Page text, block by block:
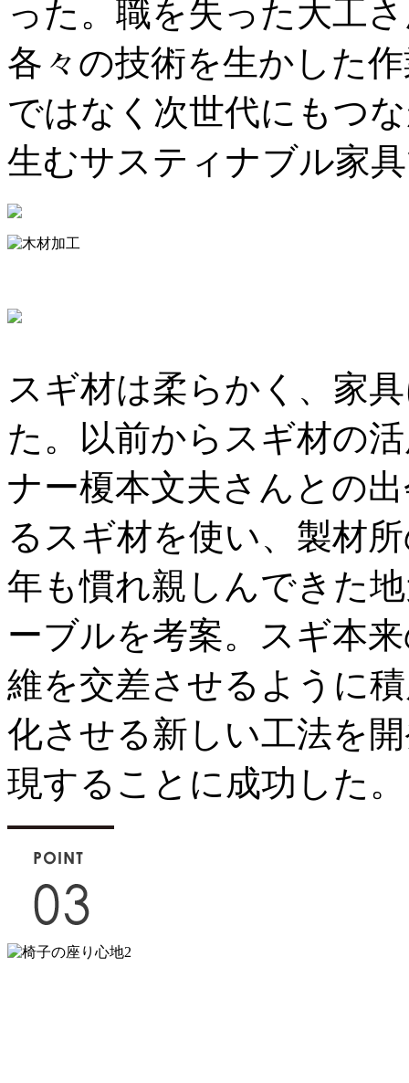
った。職を失った大工
各々の技術を生かした
ではなく次世代にもつ
生むサスティナブル家
スギ材は柔らかく、家
た。以前からスギ材の
ナー榎本文夫さんとの
るスギ材を使い、製材
年も慣れ親しんできた
ーブルを考案。スギ本
維を交差させるように
化させる新しい工法を
現することに成功した。